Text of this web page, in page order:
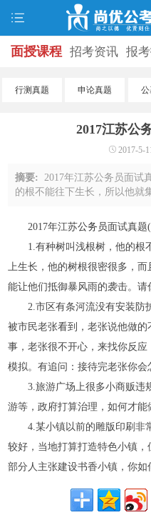
面授课程 招考资讯 报
口 打准考证 成绩查询
学员风
服务信息
行测真题 申论真题 公
2017江苏公
2017-5-
摘要:2017年江苏公务员面试
的根不能往下生长，所以他就
雨的袭击。请你结合这个故事
2017年江苏公务员面试真题
1.有种树叫浅根树，他的根
上生长，他的树根很密很多，
能让他们抵御暴风雨的袭击。请
2.市区有条河流没有安装防
被市民老张看到，老张说他做
事，老张很不开心，来找你反
模拟。有追问：接待完老张你会
3.旅游广场上很多小商贩违
游等，政府打算治理，如何才能
4.某小镇以前的雕版印刷非
较好，当地打算打造特色小镇
部分人主张建设书香小镇，你如